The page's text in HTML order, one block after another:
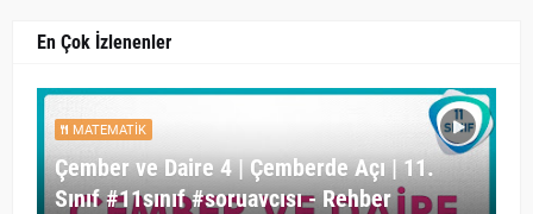
En Çok İzlenenler
MATEMATIK
Çember ve Daire 4 | Çemberde Açı | 11.
Sınıf #11sınıf #soruavcısı - Rehber